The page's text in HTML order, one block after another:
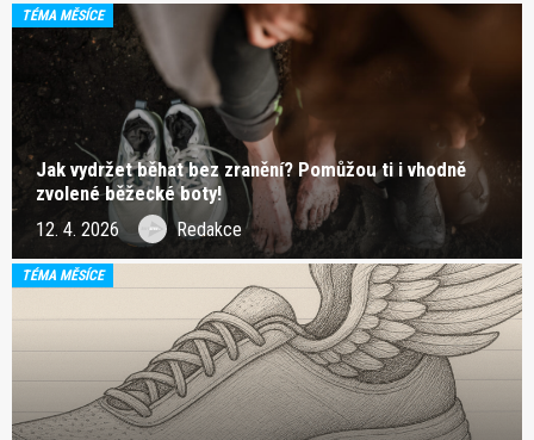
TÉMA MĚSÍCE
Jak vydržet běhat bez zranění? Pomůžou ti i vhodně
zvolené běžecké boty!
12. 4. 2026 Redakce
TÉMA MĚSÍCE